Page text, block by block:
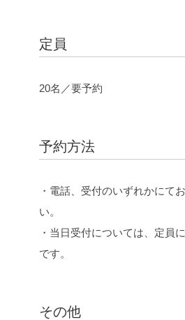
定員
20名／要予約
予約方法
・電話、受付のいずれかにて
い。
・当日受付については、定員
です。
その他